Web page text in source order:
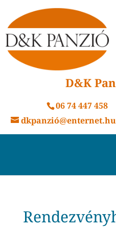
D&K
06 74 447 458
dkpanzió@enternet.hu